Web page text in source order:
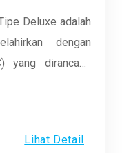
Deluxe adalah
dengan
yang dirancang
khusus bagi ibu
Di RS Columbia
bahwa momen
adalah momen
Lihat Detail